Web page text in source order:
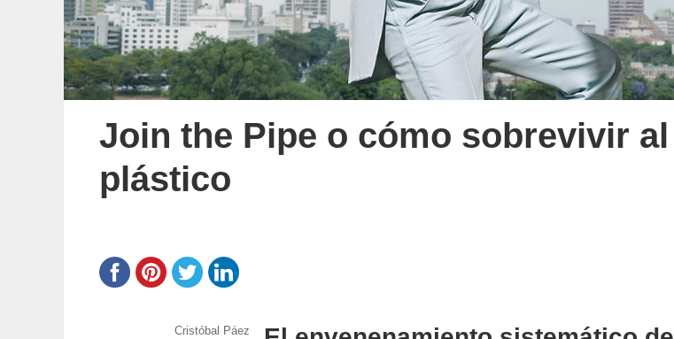
Join the Pipe o cómo sobrevivir al
plástico
https://www.experimenta.es/author/cristobal-
Cristóbal Páez